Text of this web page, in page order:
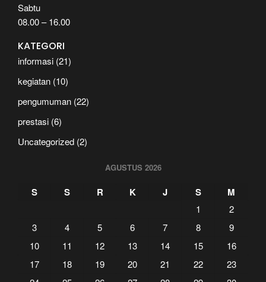
Sabtu
08.00 – 16.00
KATEGORI
informasi (21)
kegiatan (10)
pengumuman (22)
prestasi (6)
Uncategorized (2)
AGUSTUS 2026
S S R K J S M
1
2
3
4 5 6 7 8
9
10
11 12 13 14 15
16
17
18 19 20 21 22
23